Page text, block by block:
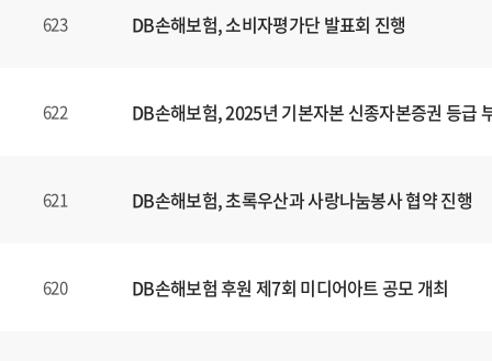
623 DB손해보험, 소비자평가단 발표회 진행
622 DB손해보험, 2025년 기본자본 신종자본증권 등급
621 DB손해보험, 초록우산과 사랑나눔봉사 협약 진행
620 DB손해보험 후원 제7회 미디어아트 공모 개최